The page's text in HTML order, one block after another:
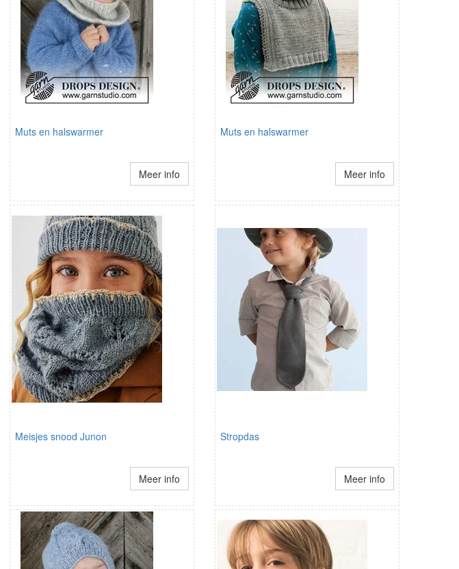
Muts en halswarmer
Meer info
Muts en halswarmer
Meer info
Meisjes snood Junon
Meer info
Stropdas
Meer info